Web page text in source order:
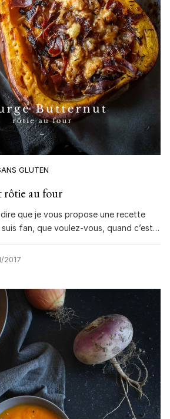
GLUTEN
au four
que je vous propose une recette
fan, que voulez-vous, quand c’est…
2017